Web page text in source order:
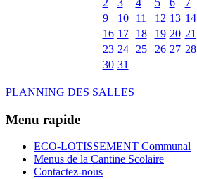
2
3 4 5 6 7
9
10 11 12 13 14
16 17 18 19 20 21
23 24 25 26 27 28
30 31
PLANNING DES SALLES
Menu rapide
ECO-LOTISSEMENT Communal
Menus de la Cantine Scolaire
Contactez-nous